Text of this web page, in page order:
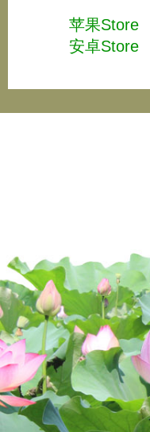
苹果Store
安卓Store